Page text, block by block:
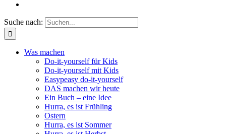
Suche nach:
Was machen
Do-it-yourself für Kids
Do-it-yourself mit Kids
Easypeasy do-it-yourself
DAS machen wir heute
Ein Buch – eine Idee
Hurra, es ist Frühling
Ostern
Hurra, es ist Sommer